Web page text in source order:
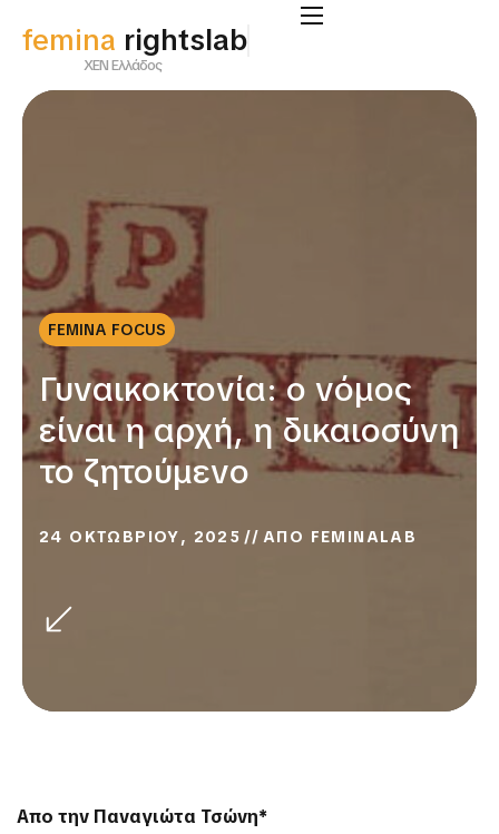
femina rightslab
ΧΕΝ Ελλάδος
FEMINA FOCUS
Γυναικοκτονία: ο νόμος
είναι η αρχή, η δικαιοσύνη
το ζητούμενο
24 ΟΚΤΩΒΡΙΟΥ, 2025 ΑΠΟ FEMINALAB
Απο την Παναγιώτα Τσώνη*